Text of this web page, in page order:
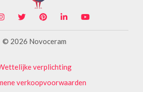
© 2026 Novoceram
verplichting
verkoopvoorwaarden